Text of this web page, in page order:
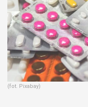
(fot. Pixabay)